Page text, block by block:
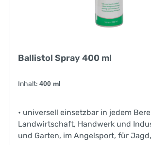
Ballistol Spray 400 ml
Inhalt: 400 ml
• universell einsetzbar in jedem
Landwirtschaft, Handwerk und
und Garten, im Angelsport, für